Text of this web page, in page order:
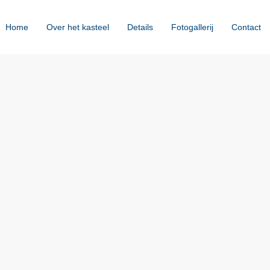
Home Over het kasteel Details Fotogallerij Contact